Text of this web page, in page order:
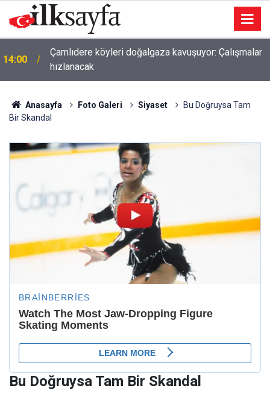
14:00
Çamlıdere köyleri doğalgaza kavuşuyor: Çalışmalar
hızlanacak
Anasayfa Foto Galeri Siyaset
Bu Doğruysa Tam
Bir Skandal
Bu Doğruysa Tam Bir Skandal